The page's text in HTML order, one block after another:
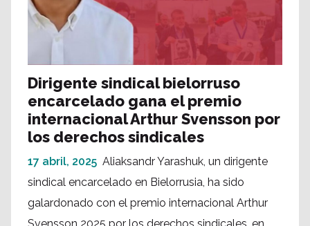
Dirigente sindical bielorruso
encarcelado gana el premio
internacional Arthur Svensson por
los derechos sindicales
17 abril, 2025 Aliaksandr Yarashuk, un dirigente
sindical encarcelado en Bielorrusia, ha sido
galardonado con el premio internacional Arthur